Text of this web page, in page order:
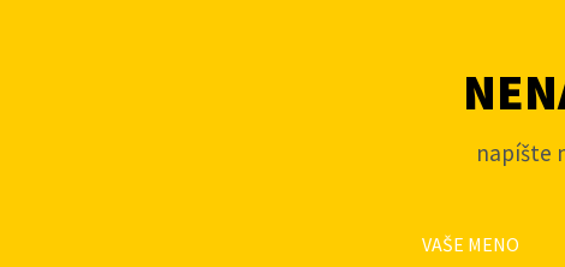
napíšte
VAŠE MENO